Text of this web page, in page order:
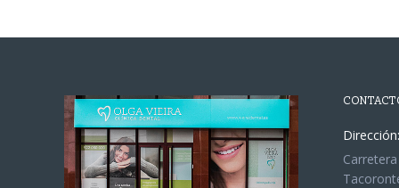
Dirección: